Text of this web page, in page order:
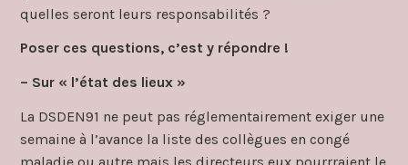
quelles seront leurs responsabilités ?
Poser ces questions, c’est y répondre !
– Sur « l’état des lieux »
La DSDEN91 ne peut pas réglementairement exiger une
semaine à l’avance la liste des collègues en congé